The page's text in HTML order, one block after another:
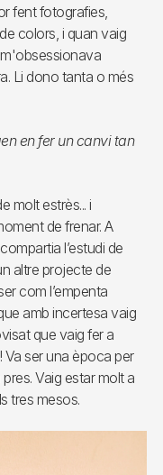
fent fotografies,
colors, i quan vaig
Li dono tanta o més
en fer un canvi tan
molt estrès... i
de frenar. A
l’estudi de
altre projecte de
com l’empenta
amb incertesa vaig
que vaig fer a
Va ser una època per
Vaig estar molt a
tres mesos.